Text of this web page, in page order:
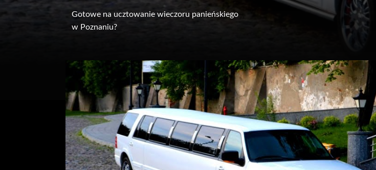
Gotowe na ucztowanie wieczoru panieńskiego
w Poznaniu?